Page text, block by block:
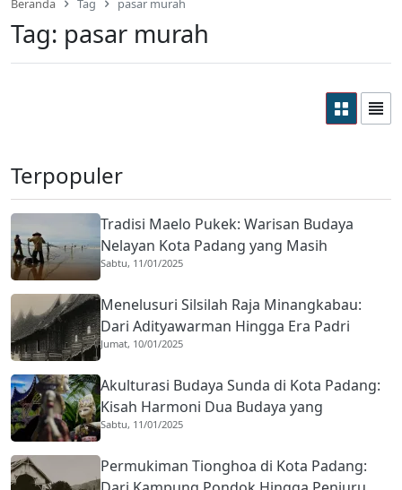
Beranda Tag pasar murah
Tag: pasar murah
Terpopuler
Tradisi Maelo Pukek: Warisan Budaya
Nelayan Kota Padang yang Masih
Bertahan
Sabtu, 11/01/2025
Menelusuri Silsilah Raja Minangkabau:
Dari Adityawarman Hingga Era Padri
Jumat, 10/01/2025
Akulturasi Budaya Sunda di Kota Padang:
Kisah Harmoni Dua Budaya yang
Mengakar Sejak 1959
Sabtu, 11/01/2025
Permukiman Tionghoa di Kota Padang: